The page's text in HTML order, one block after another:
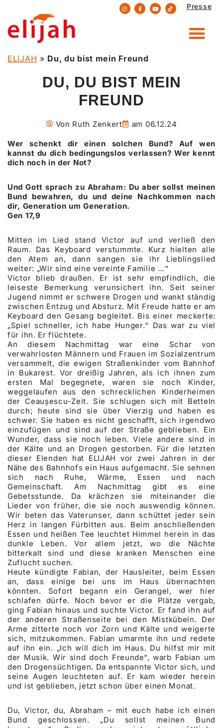
Zum
Inhalt
springen
Presse
ELIJAH » Du, du bist mein Freund
DU, DU BIST MEIN
FREUND
Von Ruth Zenkert am 06.12.24
Wer schenkt dir einen solchen Bund? Auf wen
kannst du dich bedingungslos verlassen? Wer kennt
dich noch in der Not?
Und Gott sprach zu Abraham: Du aber sollst meinen
Bund bewahren, du und deine Nachkommen nach
dir, Generation um Generation.
Gen 17,9
Mitten im Lied stand Victor auf und verließ den
Raum. Das Keyboard verstummte. Kurz hielten alle
den Atem an, dann sangen sie ihr Lieblingslied
weiter: „Wir sind eine vereinte Familie …“
Victor blieb draußen. Er ist sehr empfindlich, die
leiseste Bemerkung verunsichert ihn. Seit seiner
Jugend nimmt er schwere Drogen und wankt ständig
zwischen Entzug und Absturz. Mit Freude hatte er am
Keyboard den Gesang begleitet. Bis einer meckerte:
„Spiel schneller, ich habe Hunger.“ Das war zu viel
für ihn. Er flüchtete.
An diesem Nachmittag war eine Schar von
verwahrlosten Männern und Frauen im Sozialzentrum
versammelt, die ewigen Straßenkinder vom Bahnhof
in Bukarest. Vor dreißig Jahren, als ich ihnen zum
ersten Mal begegnete, waren sie noch Kinder,
weggelaufen aus den schrecklichen Kinderheimen
der Ceaușescu-Zeit. Sie schlugen sich mit Betteln
durch; heute sind sie über Vierzig und haben es
schwer. Sie haben es nicht geschafft, sich irgendwo
einzufügen und sind auf der Straße geblieben. Ein
Wunder, dass sie noch leben. Viele andere sind in
der Kälte und an Drogen gestorben. Für die letzten
dieser Elenden hat ELIJAH vor zwei Jahren in der
Nähe des Bahnhofs ein Haus aufgemacht. Sie sehnen
sich nach Ruhe, Wärme, Essen und nach
Gemeinschaft. Am Nachmittag gibt es eine
Gebetsstunde. Da krächzen sie miteinander die
Lieder von früher, die sie noch auswendig können.
Wir beten das Vaterunser, dann schüttet jeder sein
Herz in langen Fürbitten aus. Beim anschließenden
Essen und heißen Tee leuchtet Himmel herein in das
dunkle Leben. Vor allem jetzt, wo die Nächte
bitterkalt sind und diese kranken Menschen eine
Zuflucht suchen.
Heute kündigte Fabian, der Hausleiter, beim Essen
an, dass einige bei uns im Haus übernachten
könnten. Sofort begann ein Gerangel, wer hier
schlafen dürfe. Noch bevor er die Plätze vergab,
ging Fabian hinaus und suchte Victor. Er fand ihn auf
der anderen Straßenseite bei den Mistkübeln. Der
Arme zitterte noch vor Zorn und Kälte und weigerte
sich, mitzukommen. Fabian umarmte ihn und redete
auf ihn ein. „Ich will dich im Haus. Du hilfst mir mit
der Musik. Wir sind doch Freunde“, warb Fabian um
den Drogensüchtigen. Da entspannte Victor sich, und
seine Augen leuchteten auf. Er kam wieder herein
und ist geblieben, jetzt schon über einen Monat.
Du, Victor, du, Abraham – mit euch habe ich einen
Bund geschlossen. „Du sollst meinen Bund